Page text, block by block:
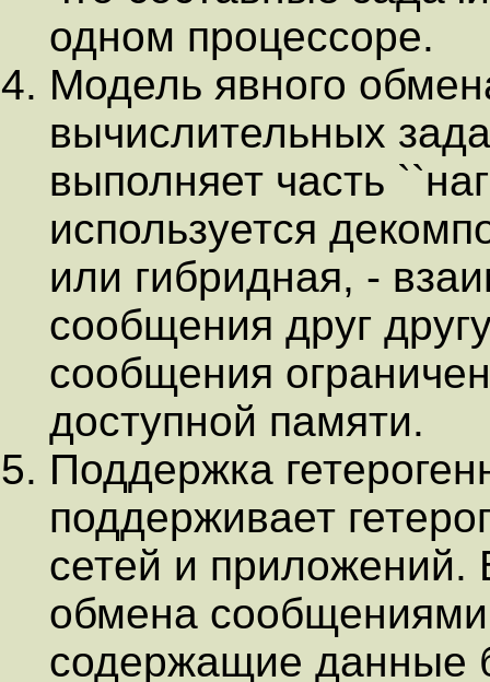
одном процессоре.
Модель явного
вычислительных
выполняет часть
используется
или гибридная, -
сообщения друг
сообщения
доступной памяти.
Поддержка
поддерживает
сетей и
обмена
содержащие данные